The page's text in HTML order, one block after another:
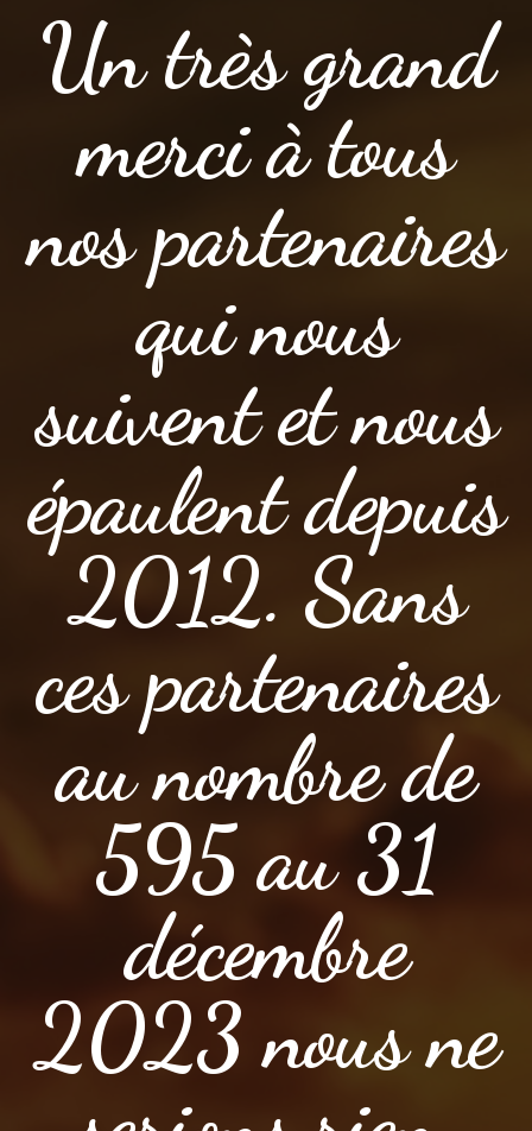
Un très grand
merci à tous
nos partenaires
qui nous
suivent et nous
épaulent depuis
2012. Sans
ces partenaires
au nombre de
595 au 31
décembre
2023 nous ne